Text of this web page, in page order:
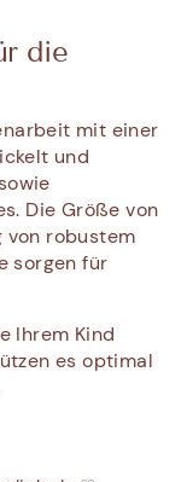
die
mit einer
und
Die Größe von
von robustem
sorgen für
Ihrem Kind
es optimal